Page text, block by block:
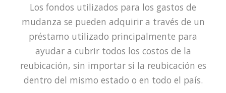
Los fondos utilizados para los gastos de
mudanza se pueden adquirir a través de un
préstamo utilizado principalmente para
ayudar a cubrir todos los costos de la
reubicación, sin importar si la reubicación es
dentro del mismo estado o en todo el país.